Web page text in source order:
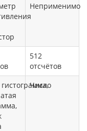
Неприменимо
512
отсчётов
Число